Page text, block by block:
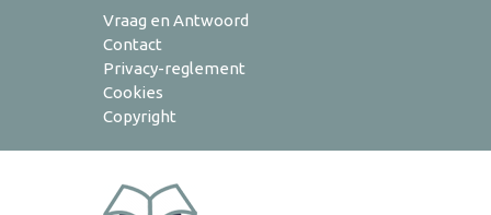
Vraag en Antwoord
Contact
Privacy-reglement
Cookies
Copyright